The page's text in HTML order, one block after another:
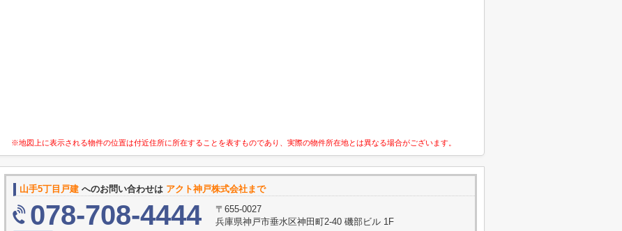
※地図上に表示される物件の位置は付近住所に所在することを表すものであり、実際の物件所在地とは異なる場合がございます。
山手5丁目戸建 へのお問い合わせは アクト神戸株式会社まで
078-708-4444
〒655-0027
兵庫県神戸市垂水区神田町2-40 磯部ビル 1F